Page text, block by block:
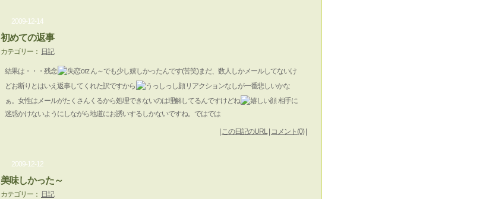
2009-12-14
初めての返事
カテゴリー： 日記
結果は・・・残念
orz ん～でも少し嬉しかったんです(苦笑)まだ、数人しかメールしてないけ
どお断りとはいえ返事してくれた訳ですから
リアクションなしが一番悲しいかな
ぁ。女性はメールがたくさんくるから処理できないのは理解してるんですけどね
相手に
迷惑かけないようにしながら地道にお誘いするしかないですね。ではでは
この日記のURL| コメント(0)|
2009-12-12
美味しかった～
カテゴリー： 日記